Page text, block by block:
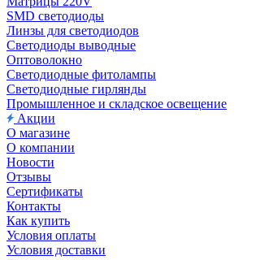
SMD светодиоды
Линзы для светодиодов
Светодиоды выводные
Оптоволокно
Светодиодные фитолампы
Светодиодные гирлянды
Промышленное и складское освещение
Акции
О магазине
О компании
Новости
Отзывы
Сертификаты
Контакты
Как купить
Условия оплаты
Условия доставки